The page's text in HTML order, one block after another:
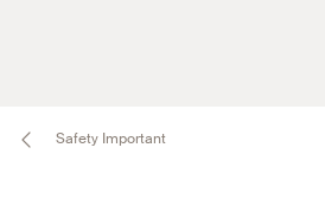
Safety Important